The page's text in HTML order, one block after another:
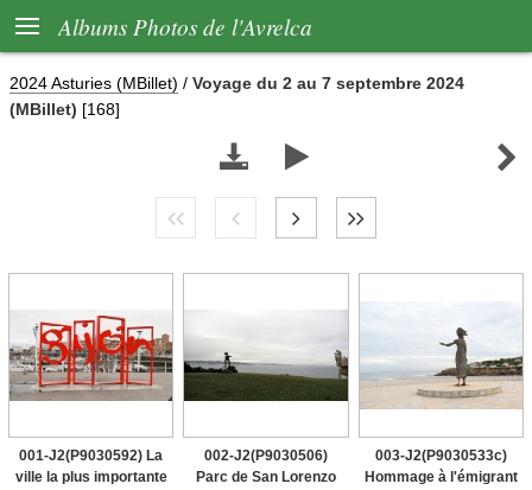
 Albums Photos de l'Avrelca
2024 Asturies (MBillet) / Voyage du 2 au 7 septembre 2024
(MBillet) [168]
  
001-J2(P9030592) La
ville la plus importante
002-J2(P9030506)
Parc de San Lorenzo
003-J2(P9030533c)
Hommage à l'émigrant